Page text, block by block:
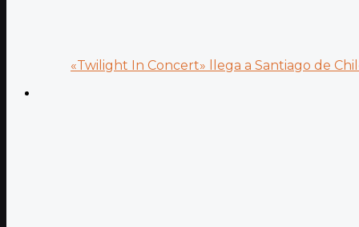
«Twilight In Concert» llega a Santiago de